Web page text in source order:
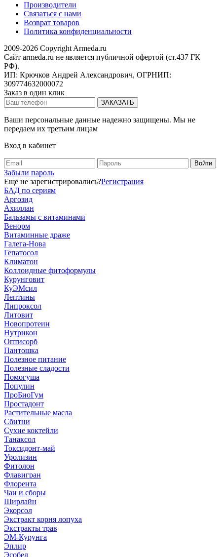
Производители
Связаться с нами
Возврат товаров
Политика конфиденциальности
2009-2026 Copyright Armeda.ru
Сайт armeda.ru не является публичной офертой (ст.437 ГК
РФ).
ИП: Крючков Андрей Александрович, ОГРНИП:
309774632000072
Заказ в один клик
Ваши персональные данные надежно защищены. Мы не
передаем их третьим лицам
Вход в кабинет
Забыли пароль
Еще не зарегистрировались?Регистрация
БАД по сериям
Аргозид
Ахиллан
Бальзамы с витаминами
Венорм
Витаминные драже
Галега-Нова
Гепатосол
Климатон
Коллоидные фитоформулы
Курунговит
КуЭМсил
Лептины
Липроксол
Литовит
Новопротеин
Нутрикон
Оптисорб
Пантошка
Полезное питание
Полезные сладости
Помогуша
Популин
ПроБиоГум
Простадонт
Растительные масла
Сбитни
Сухие коктейли
Танаксол
Токсидонт-май
Уролизин
Фитолон
Флавигран
Флорента
Чаи и сборы
Ширлайн
Экорсол
Экстракт корня лопуха
Экстракты трав
ЭМ-Курунга
Эплир
Эсобел